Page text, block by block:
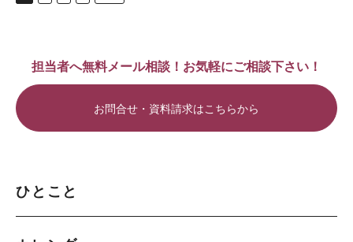
担当者へ無料メール相談！お気軽にご相談下さい！
お問合せ・資料請求はこちらから
ひとこと